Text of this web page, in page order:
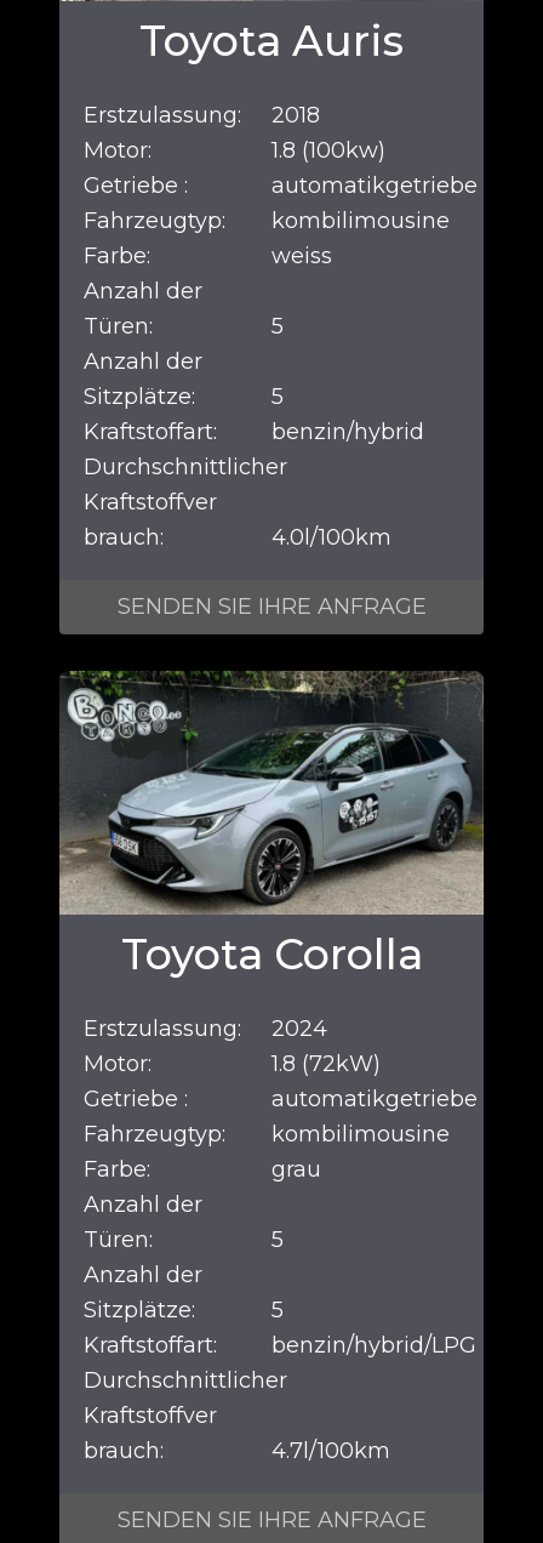
Toyota Auris
Erstzulassung:
2018
Motor:
1.8 (100kw)
Getriebe :
automatikgetriebe
Fahrzeugtyp:
kombilimousine
Farbe:
weiss
Anzahl der
Türen:
5
Anzahl der
Sitzplätze:
5
Kraftstoffart:
benzin/hybrid
Durchschnittlicher
Kraftstoffver
brauch:
4.0l/100km
SENDEN SIE IHRE ANFRAGE
Toyota Corolla
Erstzulassung:
2024
Motor:
1.8 (72kW)
Getriebe :
automatikgetriebe
Fahrzeugtyp:
kombilimousine
Farbe:
grau
Anzahl der
Türen:
5
Anzahl der
Sitzplätze:
5
Kraftstoffart:
benzin/hybrid/LPG
Durchschnittlicher
Kraftstoffver
brauch:
4.7l/100km
SENDEN SIE IHRE ANFRAGE